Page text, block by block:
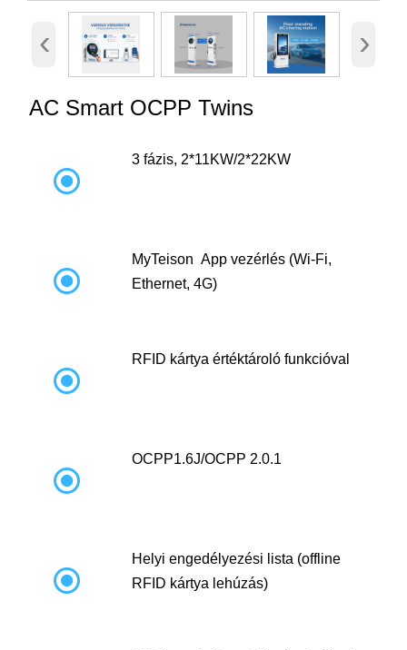
‹ ›
AC Smart OCPP Twins

3 fázis, 2*11KW/2*22KW

MyTeison App vezérlés (Wi-Fi,
Ethernet, 4G)

RFID kártya értéktároló funkcióval

OCPP1.6J/OCPP 2.0.1

Helyi engedélyezési lista (offline
RFID kártya lehúzás)